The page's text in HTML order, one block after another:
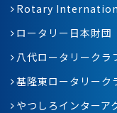
Rotary
ロータリー日本財団
八代ロータリークラ
基隆東ロータリーク
やつしろインターア